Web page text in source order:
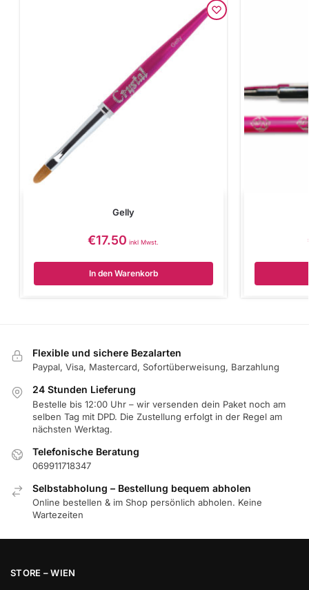
Gelly
€17.50 inkl Mwst.
In den Warenkorb
Flexible und sichere Bezalarten
Paypal, Visa, Mastercard, Sofortüberweisung, Barzahlung
24 Stunden Lieferung
Bestelle bis 12:00 Uhr – wir versenden dein Paket noch am
selben Tag mit DPD. Die Zustellung erfolgt in der Regel am
nächsten Werktag.
Telefonische Beratung
069911718347
Selbstabholung – Bestellung bequem abholen
Online bestellen & im Shop persönlich abholen. Keine
Wartezeiten
STORE – WIEN